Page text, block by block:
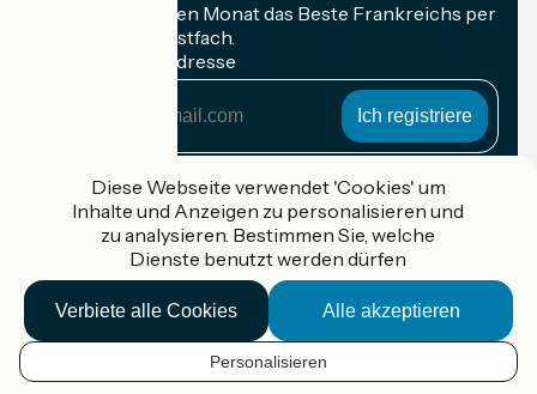
DE
Erhalten Sie jeden Monat das Beste Frankreichs per
Rad in Ihrem Postfach.
Meine E-Mail-Adresse
Adresse
Gefördert im Rahmen von Destination France
Accueil Vélo Pro
Kontakt
Rechtliche Informationen
Diese Webseite verwendet 'Cookies' um
Inhalte und Anzeigen zu personalisieren und
zu analysieren. Bestimmen Sie, welche
Dienste benutzt werden dürfen
Alle akzeptieren
Verbiete alle Cookies
Personalisieren